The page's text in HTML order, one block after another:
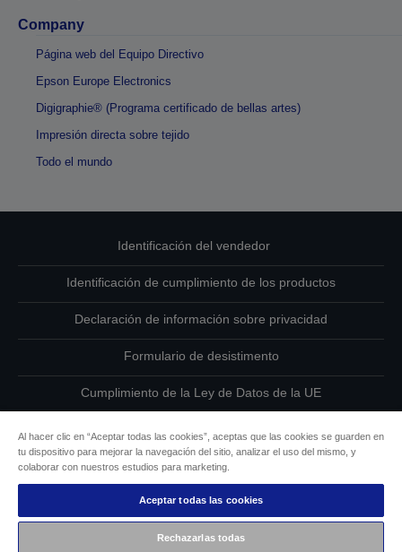
Company
Página web del Equipo Directivo
Epson Europe Electronics
Digigraphie® (Programa certificado de bellas artes)
Impresión directa sobre tejido
Todo el mundo
Identificación del vendedor
Identificación de cumplimiento de los productos
Declaración de información sobre privacidad
Formulario de desistimento
Cumplimiento de la Ley de Datos de la UE
Información sobre cookies
Compromiso de accesibilidad de Epson
Al hacer clic en “Aceptar todas las cookies”, aceptas que las cookies se guarden en
tu dispositivo para mejorar la navegación del sitio, analizar el uso del mismo, y
colaborar con nuestros estudios para marketing.
Aceptar todas las cookies
Rechazarlas todas